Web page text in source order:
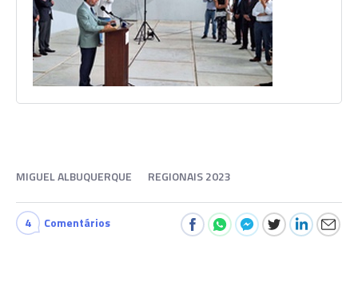
MIGUEL ALBUQUERQUE REGIONAIS 2023
4 Comentários